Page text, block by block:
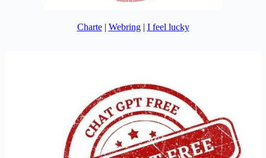
Charte| Webring| I feel lucky